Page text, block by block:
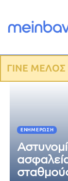
ΓΙΝΕ ΜΕΛΟΣ
ΕΝΗΜΈΡΩΣΗ